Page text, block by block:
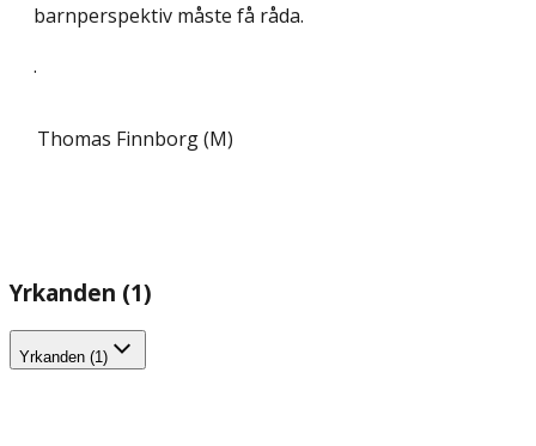
barnperspektiv måste få råda.
.
Thomas Finnborg (M)
Yrkanden (1)
Yrkanden (1)